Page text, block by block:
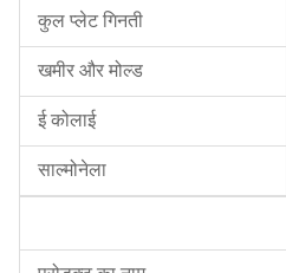
कुल प्लेट गिनती
खमीर और मोल्ड
ई कोलाई
साल्मोनेला